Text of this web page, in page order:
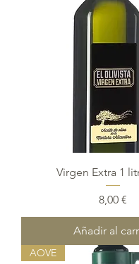
Virgen Extra 1
Precio
8,00 €
Añadir al
AOVE